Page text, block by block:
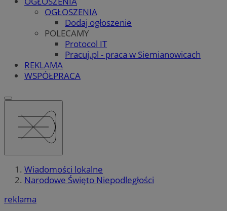
OGŁOSZENIA
Dodaj ogłoszenie
POLECAMY
Protocol IT
Pracuj.pl - praca w Siemianowicach
REKLAMA
WSPÓŁPRACA
Wiadomości lokalne
Narodowe Święto Niepodległości
reklama